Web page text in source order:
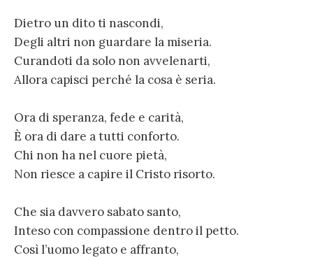
Dietro un dito ti nascondi,
Degli altri non guardare la miseria.
Curandoti da solo non avvelenarti,
Allora capisci perché la cosa è seria.
Ora di speranza, fede e carità,
È ora di dare a tutti conforto.
Chi non ha nel cuore pietà,
Non riesce a capire il Cristo risorto.
Che sia davvero sabato santo,
Inteso con compassione dentro il petto.
Così l’uomo legato e affranto,